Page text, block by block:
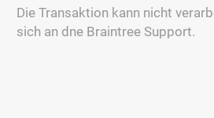
Die Transaktion kann nicht
sich an dne Braintree Support.